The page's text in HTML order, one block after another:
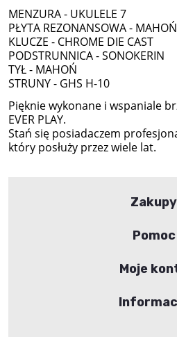
MENZURA - UKULELE 7
PŁYTA REZONANSOWA - MAHOŃ
KLUCZE - CHROME DIE CAST
PODSTRUNNICA - SONOKERIN
TYŁ - MAHOŃ
STRUNY - GHS H-10
Pięknie wykonane i wspaniale
EVER PLAY.
Stań się posiadaczem
który posłuży przez wiele lat.
Zakupy
Pomoc
Moje